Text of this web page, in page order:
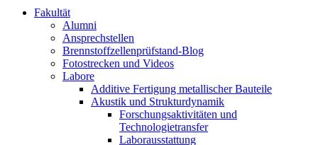
Fakultät
Alumni
Ansprechstellen
Brennstoffzellenprüfstand-Blog
Fotostrecken und Videos
Labore
Additive Fertigung metallischer Bauteile
Akustik und Strukturdynamik
Forschungsaktivitäten und
Technologietransfer
Laborausstattung